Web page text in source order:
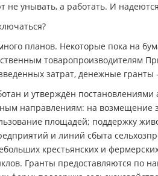
не унывать, а работать. И
планов. Некоторые пока на
товаропроизводителям
затрат, денежные гранты
и утверждён
направлениям: на возмещение
площадей; поддержку
и линий сбыта
крестьянских и
Гранты предоставляются по